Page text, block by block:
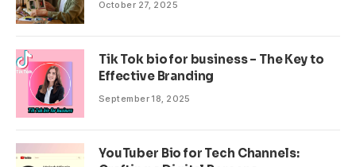
October 27, 2025
Tik Tok bio for business – The Key to
Effective Branding
September 18, 2025
YouTuber Bio for Tech Channels: